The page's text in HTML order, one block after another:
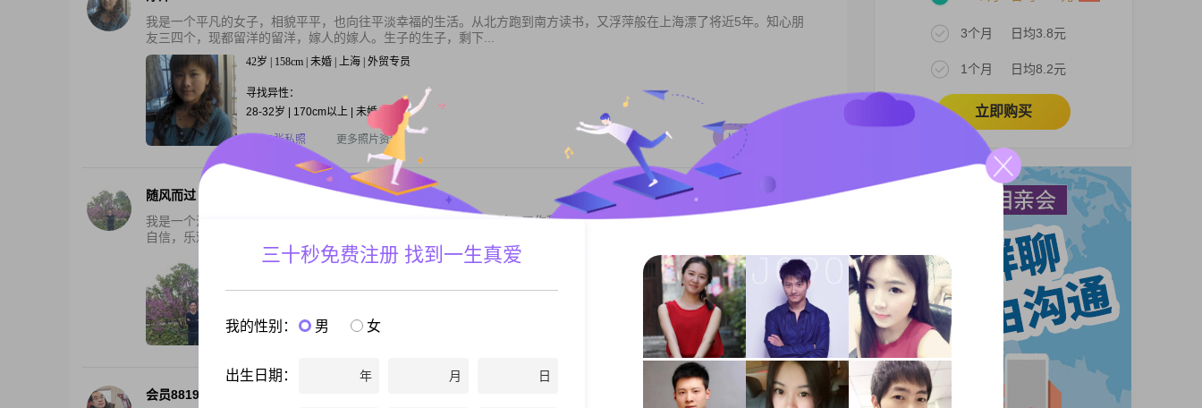
我是一个平凡的女子，相貌平平，也向往平淡幸福的生活。从北方跑到南方读书，又浮萍般在上海漂了将近5年。知心朋
友三四个，现都留洋的留洋，嫁人的嫁人。生子的生子，剩下...
42岁 | 158cm | 未婚 | 上海 | 外贸专员
寻找异性：
28-32岁 | 170cm以上 | 未婚
还有2张私照 更多照片资料
随风而过
我是一个活拨、开朗、真诚、有责任心、顾家、说到做到，很准时，工作积极向上，对待朋友热情，对生活的每一天都很
自信，乐观。看到和我一起长的的好朋友都结婚生子，我看到...
39岁 | 172cm | 未婚 | 上海 | 建筑/房地产
寻找异性：
私聊TA
会员88190538
3个月 日均3.8元
1个月 日均8.2元
立即购买
三十秒免费注册 找到一生真爱
我的性别： 男 女
出生日期： 年 月 日